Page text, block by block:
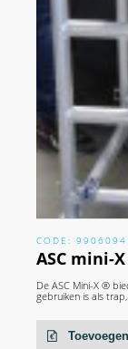
CODE:
ASC mini-X
De ASC Mini-X ®
gebruiken is als
Toevoegen